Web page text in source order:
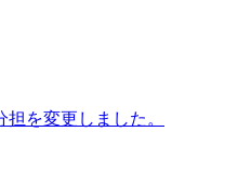
を変更しました。